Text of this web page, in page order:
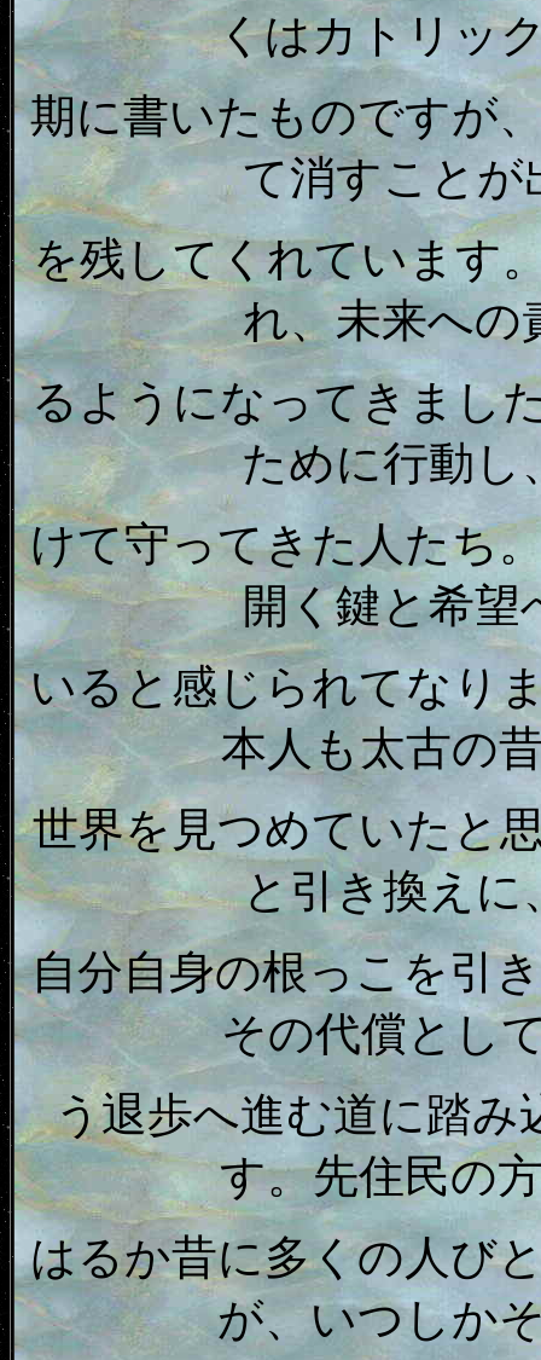
くはカトリッ
期に書いたものですが
て消すことが
を残してくれています
れ、未来への
るようになってきまし
ために行動し
けて守ってきた人たち
開く鍵と希
いると感じられてなり
本人も太古の
世界を見つめていたと
と引き換えに
自分自身の根っこを引
その代償とし
う退歩へ進む道に踏
す。先住民の
はるか昔に多くの人び
が、いつしか